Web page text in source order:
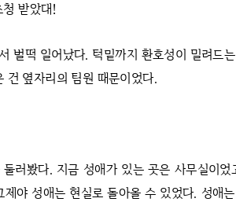
받았대!
벌떡 일어났다. 턱밑까지 환호성이 밀려드
건 옆자리의 팀원 때문이었다.
러봤다. 지금 성애가 있는 곳은 사무실이었
야 성애는 현실로 돌아올 수 있었다. 성애